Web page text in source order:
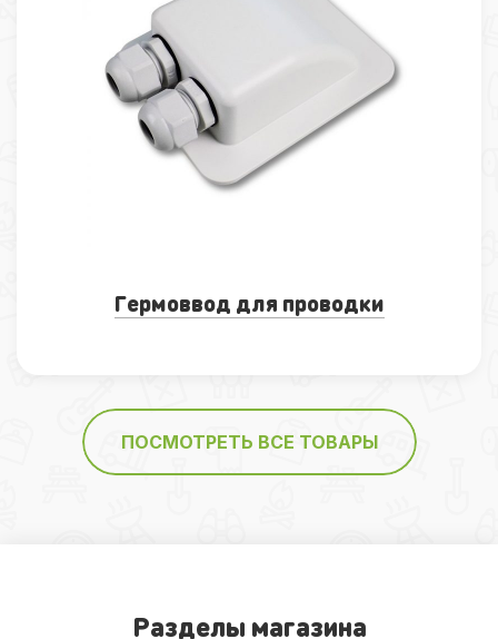
Гермоввод для проводки
ПОСМОТРЕТЬ ВСЕ ТОВАРЫ
Разделы магазина